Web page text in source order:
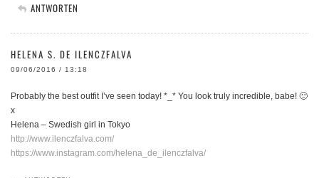
ANTWORTEN
HELENA S. DE ILENCZFALVA
09/06/2016 / 13:18
Probably the best outfit I’ve seen today! *_* You look truly incredible, babe! 🙂
x
Helena – Swedish girl in Tokyo
http://www.ilenczfalva.com/
https://www.instagram.com/helena_de_ilenczfalva/